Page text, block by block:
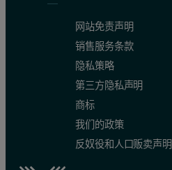
网站免责声明
销售服务条款
隐私策略
第三方隐私声明
商标
我们的政策
反奴役和人口贩卖声明